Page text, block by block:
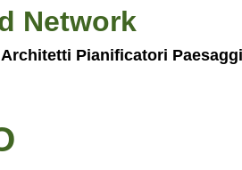
Pianificatori